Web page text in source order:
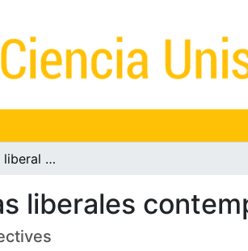
Ethical – political liberal contemporary perspectives
liberales